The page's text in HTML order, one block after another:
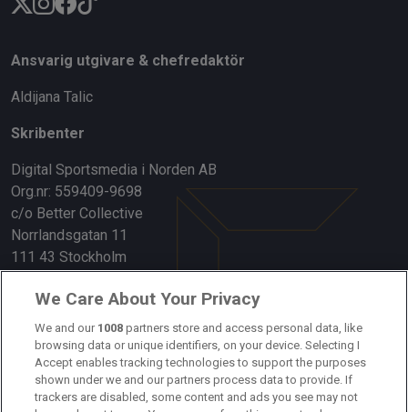
Ansvarig utgivare & chefredaktör
Aldijana Talic
Skribenter
Digital Sportsmedia i Norden AB
Org.nr: 559409-9698
c/o Better Collective
Norrlandsgatan 11
111 43 Stockholm
Länkar
Om oss
Kontakta oss
Kundtjänst
We Care About Your Privacy
We and our 1008 partners store and access personal data, like
browsing data or unique identifiers, on your device. Selecting I
Accept enables tracking technologies to support the purposes
shown under we and our partners process data to provide. If
trackers are disabled, some content and ads you see may not